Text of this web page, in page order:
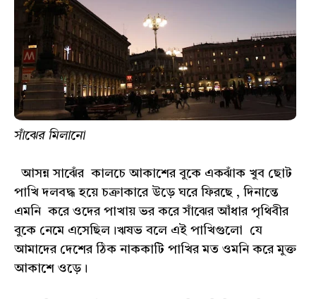
সাঁঝের মিলানো
আসন্ন সাঝেঁর কালচে আকাশের বুকে একঝাঁক খুব ছোট
পাখি দলবদ্ধ হয়ে চক্রাকারে উড়ে ঘরে ফিরছে , দিনান্তে
এমনি করে ওদের পাখায় ভর করে সাঁঝের আঁধার পৃথিবীর
বুকে নেমে এসেছিল।ঋষভ বলে এই পাখিগুলো যে
আমাদের দেশের ঠিক নাককাটি পাখির মত ওমনি করে মুক্ত
আকাশে ওড়ে।